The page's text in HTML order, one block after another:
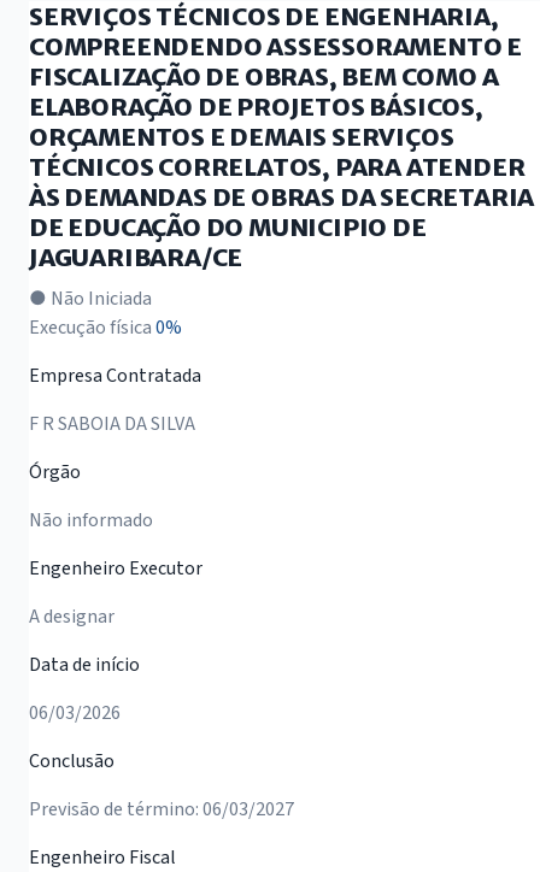
SERVIÇOS TÉCNICOS DE ENGENHARIA,
COMPREENDENDO ASSESSORAMENTO E
FISCALIZAÇÃO DE OBRAS, BEM COMO A
ELABORAÇÃO DE PROJETOS BÁSICOS,
ORÇAMENTOS E DEMAIS SERVIÇOS
TÉCNICOS CORRELATOS, PARA ATENDER
ÀS DEMANDAS DE OBRAS DA SECRETARIA
DE EDUCAÇÃO DO MUNICIPIO DE
JAGUARIBARA/CE
● Não Iniciada
Execução física0%
Empresa Contratada
F R SABOIA DA SILVA
Órgão
Não informado
Engenheiro Executor
A designar
Data de início
06/03/2026
Conclusão
Previsão de término: 06/03/2027
Engenheiro Fiscal